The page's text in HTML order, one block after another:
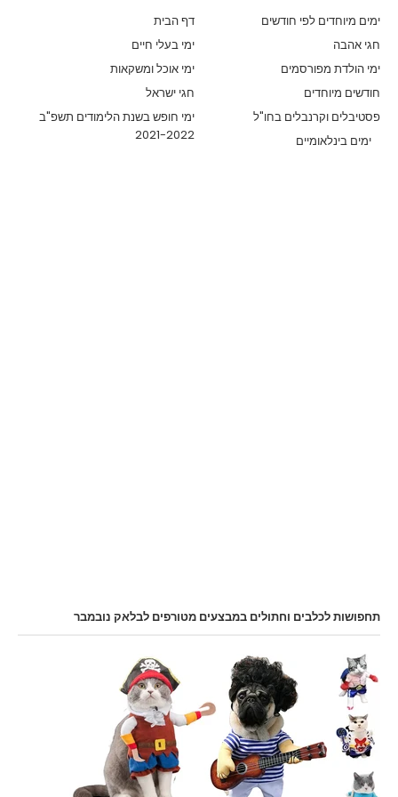
דף הבית
ימים מיוחדים לפי חודשים
ימי בעלי חיים
חגי אהבה
ימי אוכל ומשקאות
ימי הולדת מפורסמים
חגי ישראל
חודשים מיוחדים
ימי חופש בשנת הלימודים תשפ"ב
2021-2022
פסטיבלים וקרנבלים בחו"ל
ימים בינלאומיים
תחפושות לכלבים וחתולים במבצעים מטורפים לבלאק נובמבר